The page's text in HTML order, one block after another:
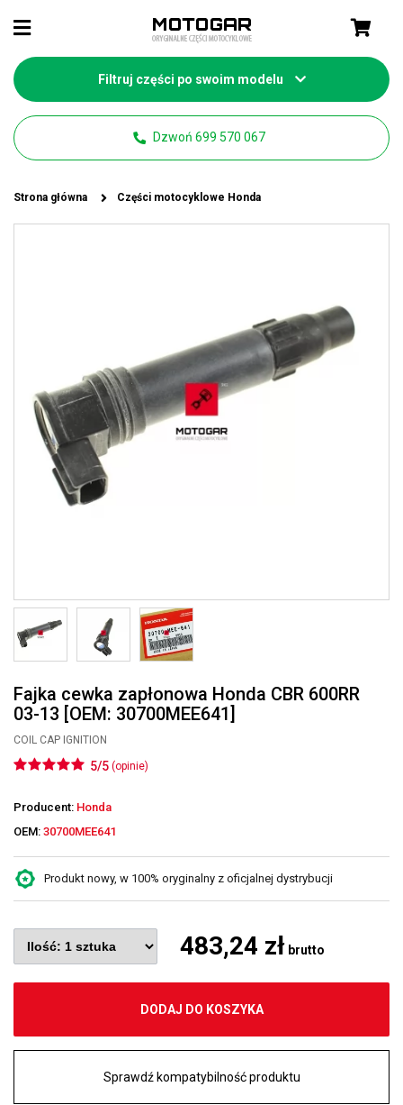
Filtruj części po swoim modelu
Dzwoń 699 570 067
Strona główna Części motocyklowe Honda
Fajka cewka zapłonowa Honda CBR 600RR
03-13 [OEM: 30700MEE641]
COIL CAP IGNITION
5/5 (opinie)
Producent: Honda
OEM: 30700MEE641
Produkt nowy, w 100% oryginalny z oficjalnej dystrybucji
483,24 zł brutto
DODAJ DO KOSZYKA
Sprawdź kompatybilność produktu